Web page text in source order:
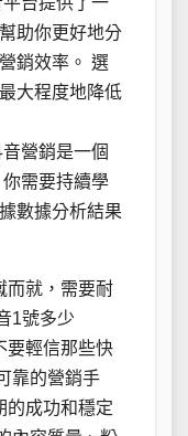
助你更好地分
銷效率。 選
大程度地降低
營銷是一個
需要持續學
數據分析結果
而就，需要耐
1號多少
要輕信那些快
靠的營銷手
的成功和穩定